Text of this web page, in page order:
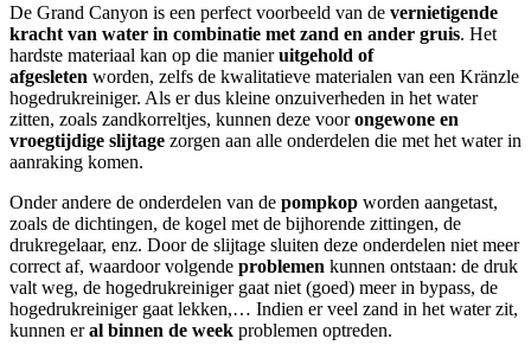
De Grand Canyon is een perfect voorbeeld van de vernietigende
kracht van water in combinatie met zand en ander gruis. Het
hardste materiaal kan op die manieruitgehold of
afgesleten worden, zelfs de kwalitatieve materialen van een Kränzle
hogedrukreiniger. Als er dus kleine onzuiverheden in het water
zitten, zoals zandkorreltjes, kunnen deze voorongewone en
vroegtijdige slijtage zorgen aan alle onderdelen die met het water in
aanraking komen.
Onder andere de onderdelen van de pompkop worden aangetast,
zoals de dichtingen, de kogel met de bijhorende zittingen, de
drukregelaar, enz. Door de slijtage sluiten deze onderdelen niet meer
correct af, waardoor volgende problemen kunnen ontstaan: de druk
valt weg, de hogedrukreiniger gaat niet (goed) meer in bypass, de
hogedrukreiniger gaat lekken,… Indien er veel zand in het water zit,
kunnen eral binnen de week problemen optreden.